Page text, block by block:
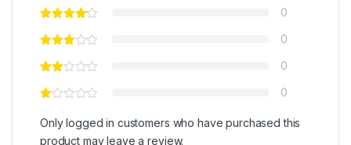
0
0
0
0
Only logged in customers who have purchased this
product may leave a review.